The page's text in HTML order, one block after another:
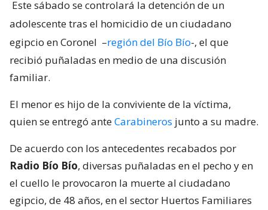
Este sábado se controlará la detención de un
adolescente tras el homicidio de un ciudadano
egipcio en Coronel –región del Bío Bío-, el que
recibió puñaladas en medio de una discusión
familiar.
El menor es hijo de la conviviente de la víctima,
quien se entregó anteCarabineros junto a su madre.
De acuerdo con los antecedentes recabados por
Radio Bío Bío, diversas puñaladas en el pecho y en
el cuello le provocaron la muerte al ciudadano
egipcio, de 48 años, en el sector Huertos Familiares